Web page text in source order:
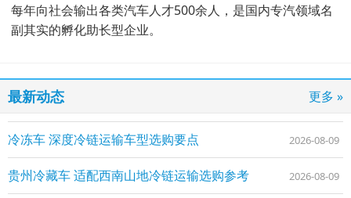
每年向社会输出各类汽车人才500余人，是国内专汽领域名
副其实的孵化助长型企业。
最新动态 更多 »
冷冻车 深度冷链运输车型选购要点 2026-08-09
贵州冷藏车 适配西南山地冷链运输选购参考 2026-08-09